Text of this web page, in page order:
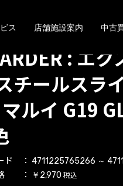
ス 店舗施設案内 中古
: エク
チールスラ
ルイ G19
ド 4711225765266 ～
￥2,970 税込